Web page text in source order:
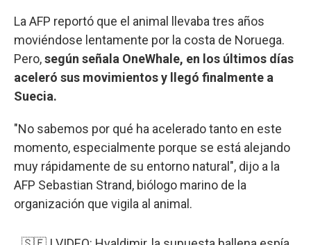
La AFP reportó que el animal llevaba tres años
moviéndose lentamente por la costa de Noruega.
Pero,según señala OneWhale, en los últimos días
aceleró sus movimientos y llegó finalmente a
Suecia.
"No sabemos por qué ha acelerado tanto en este
momento, especialmente porque se está alejando
muy rápidamente de su entorno natural", dijo a la
AFP Sebastian Strand, biólogo marino de la
organización que vigila al animal.